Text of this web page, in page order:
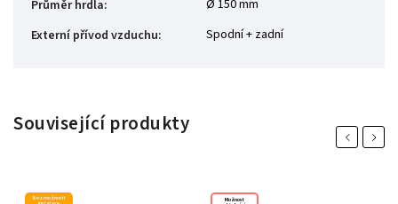
Průměr hrdla:
Ø 150 mm
Externí přívod vzduchu: Spodní + zadní
Související produkty
Previous
Bez možnosti Možnost
Next